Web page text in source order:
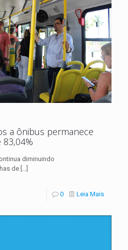
a ônibus permanece
diminuindo
de […]
0 Leia Mais